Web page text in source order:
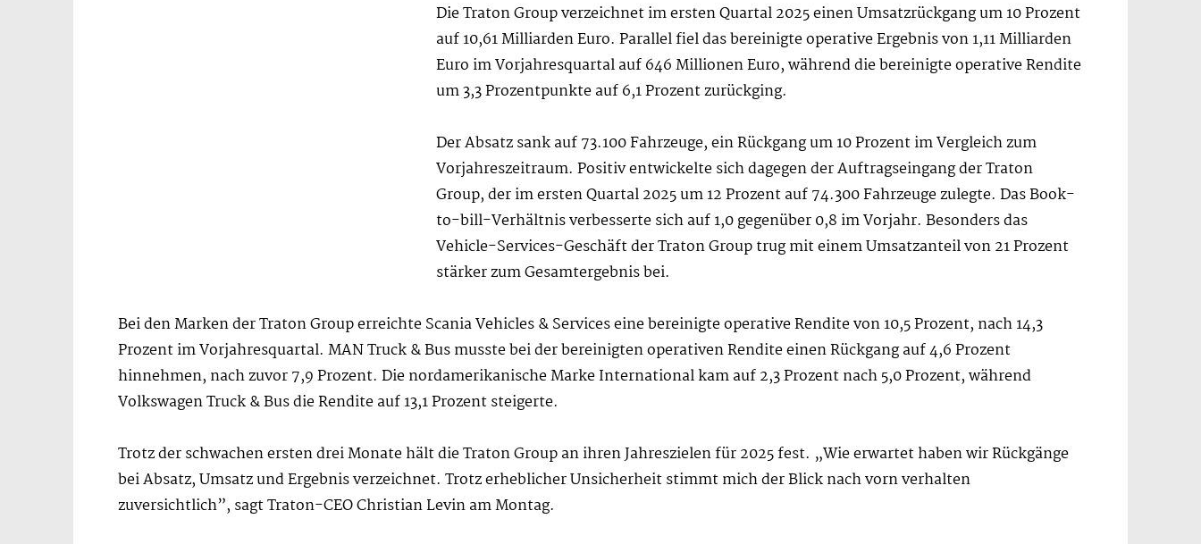
Die Traton Group verzeichnet im ersten Quartal 2025 einen Umsatzrückgang um 10 Prozent
auf 10,61 Milliarden Euro. Parallel fiel das bereinigte operative Ergebnis von 1,11 Milliarden
Euro im Vorjahresquartal auf 646 Millionen Euro, während die bereinigte operative Rendite
um 3,3 Prozentpunkte auf 6,1 Prozent zurückging.
Der Absatz sank auf 73.100 Fahrzeuge, ein Rückgang um 10 Prozent im Vergleich zum
Vorjahreszeitraum. Positiv entwickelte sich dagegen der Auftragseingang der Traton
Group, der im ersten Quartal 2025 um 12 Prozent auf 74.300 Fahrzeuge zulegte. Das Book-
to-bill-Verhältnis verbesserte sich auf 1,0 gegenüber 0,8 im Vorjahr. Besonders das
Vehicle-Services-Geschäft der Traton Group trug mit einem Umsatzanteil von 21 Prozent
stärker zum Gesamtergebnis bei.
Bei den Marken der Traton Group erreichte Scania Vehicles & Services eine bereinigte operative Rendite von 10,5 Prozent, nach 14,3
Prozent im Vorjahresquartal. MAN Truck & Bus musste bei der bereinigten operativen Rendite einen Rückgang auf 4,6 Prozent
hinnehmen, nach zuvor 7,9 Prozent. Die nordamerikanische Marke International kam auf 2,3 Prozent nach 5,0 Prozent, während
Volkswagen Truck & Bus die Rendite auf 13,1 Prozent steigerte.
Trotz der schwachen ersten drei Monate hält die Traton Group an ihren Jahreszielen für 2025 fest. „Wie erwartet haben wir Rückgänge
bei Absatz, Umsatz und Ergebnis verzeichnet. Trotz erheblicher Unsicherheit stimmt mich der Blick nach vorn verhalten
zuversichtlich”, sagt Traton-CEO Christian Levin am Montag.